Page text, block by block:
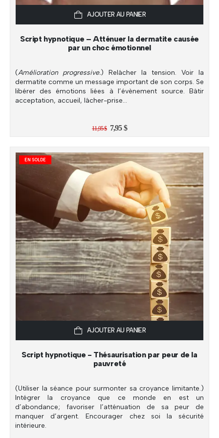
AJOUTER AU PANIER
Script hypnotique – Atténuer la dermatite causée
par un choc émotionnel
(Amélioration progressive.) Relâcher la tension. Voir la
dermatite comme un message important de son corps. Se
libérer des émotions liées à l’évènement source. Bâtir
acceptation, accueil, lâcher-prise…
11,95$ Le
était :
11,95 $.
7,95$Le
est :
7,95 $.
EN SOLDE
AJOUTER AU PANIER
Script hypnotique - Thésaurisation par peur de la
pauvreté
(Utiliser la séance pour surmonter sa croyance limitante.)
Intégrer la croyance que ce monde en est un
d’abondance; favoriser l’atténuation de sa peur de
manquer d’argent. Encourager chez soi la sécurité
intérieure.